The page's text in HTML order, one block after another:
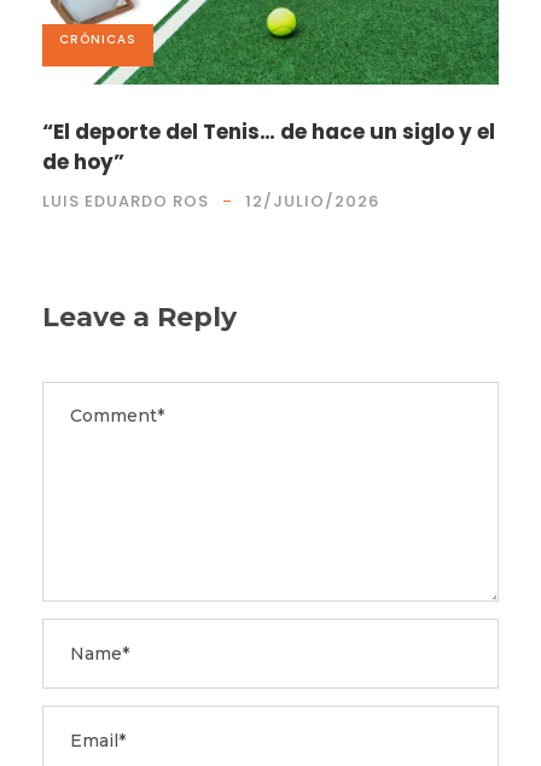
CRÓNICAS
“El deporte del Tenis… de hace un siglo y el
de hoy”
LUIS EDUARDO ROS 12/JULIO/2026
Leave a Reply